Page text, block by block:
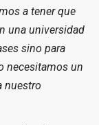
a tener que
una universidad
sino para
necesitamos un
nuestro